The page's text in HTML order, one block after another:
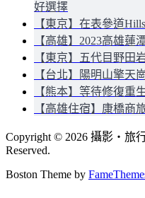
好選擇
【東京】在表參道
【高雄】2023高雄蓮
【東京】五代目野田
【台北】陽明山擎天
【熊本】等待修復重
【高雄住宿】康橋商
Copyright © 2026 攝影‧旅
Reserved.
Boston Theme by